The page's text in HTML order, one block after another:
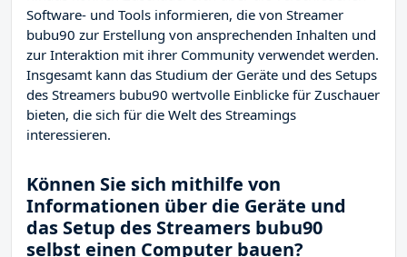
Software- und Tools informieren, die von Streamer
bubu90 zur Erstellung von ansprechenden Inhalten und
zur Interaktion mit ihrer Community verwendet werden.
Insgesamt kann das Studium der Geräte und des Setups
des Streamers bubu90 wertvolle Einblicke für Zuschauer
bieten, die sich für die Welt des Streamings
interessieren.
Können Sie sich mithilfe von
Informationen über die Geräte und
das Setup des Streamers bubu90
selbst einen Computer bauen?